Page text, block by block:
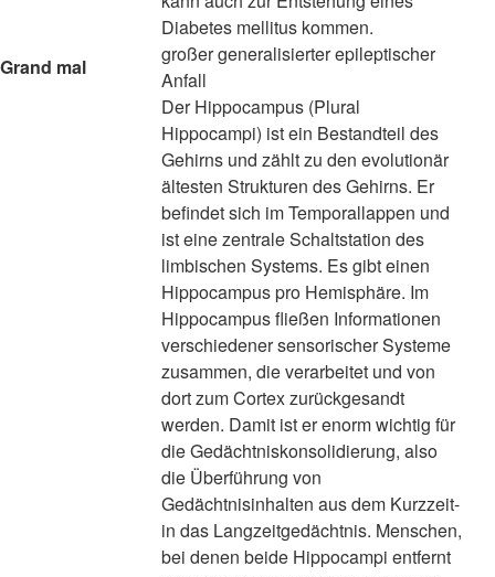
Diabetes mellitus kommen.
Grand mal
großer generalisierter epileptischer
Anfall
Der Hippocampus (Plural
Hippocampi) ist ein Bestandteil des
Gehirns und zählt zu den evolutionär
ältesten Strukturen des Gehirns. Er
befindet sich im Temporallappen und
ist eine zentrale Schaltstation des
limbischen Systems. Es gibt einen
Hippocampus pro Hemisphäre. Im
Hippocampus fließen Informationen
verschiedener sensorischer Systeme
zusammen, die verarbeitet und von
dort zum Cortex zurückgesandt
werden. Damit ist er enorm wichtig für
die Gedächtniskonsolidierung, also
die Überführung von
Gedächtnisinhalten aus dem Kurzzeit-
in das Langzeitgedächtnis. Menschen,
bei denen beide Hippocampi entfernt